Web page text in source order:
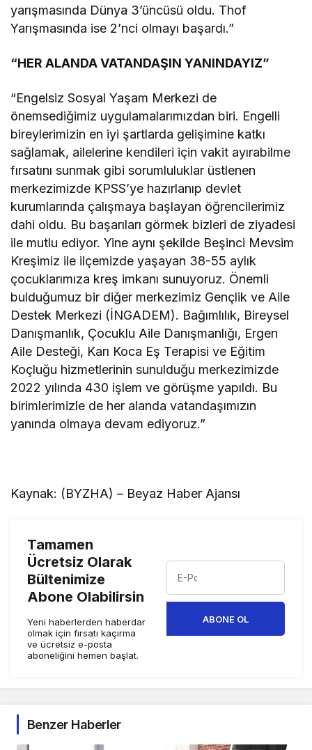
yarışmasında Dünya 3’üncüsü oldu. Thof
Yarışmasında ise 2’nci olmayı başardı.”
“HER ALANDA VATANDAŞIN YANINDAYIZ”
“Engelsiz Sosyal Yaşam Merkezi de
önemsediğimiz uygulamalarımızdan biri. Engelli
bireylerimizin en iyi şartlarda gelişimine katkı
sağlamak, ailelerine kendileri için vakit ayırabilme
fırsatını sunmak gibi sorumluluklar üstlenen
merkezimizde KPSS’ye hazırlanıp devlet
kurumlarında çalışmaya başlayan öğrencilerimiz
dahi oldu. Bu başarıları görmek bizleri de ziyadesi
ile mutlu ediyor. Yine aynı şekilde Beşinci Mevsim
Kreşimiz ile ilçemizde yaşayan 38-55 aylık
çocuklarımıza kreş imkanı sunuyoruz. Önemli
bulduğumuz bir diğer merkezimiz Gençlik ve Aile
Destek Merkezi (İNGADEM). Bağımlılık, Bireysel
Danışmanlık, Çocuklu Aile Danışmanlığı, Ergen
Aile Desteği, Karı Koca Eş Terapisi ve Eğitim
Koçluğu hizmetlerinin sunulduğu merkezimizde
2022 yılında 430 işlem ve görüşme yapıldı. Bu
birimlerimizle de her alanda vatandaşımızın
yanında olmaya devam ediyoruz.”
Kaynak: (BYZHA) – Beyaz Haber Ajansı
Tamamen
Ücretsiz Olarak
Bültenimize
Abone Olabilirsin
Yeni haberlerden haberdar
olmak için fırsatı kaçırma
ve ücretsiz e-posta
aboneliğini hemen başlat.
ABONE OL
Benzer Haberler